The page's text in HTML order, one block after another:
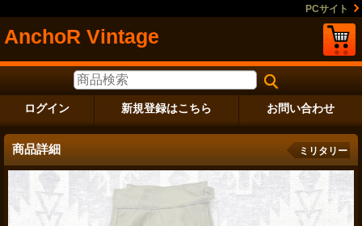
PCサイト
AnchoR Vintage
ログイン 新規登録はこちら お問い合わせ
商品詳細 ミリタリー